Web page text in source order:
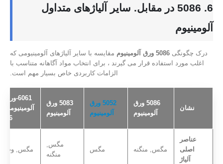
6. 5086 در مقابل. سایر آلیاژهای متداول
آلومینیوم
درک چگونگی 5086 ورق آلومینیوم
مقایسه با سایر آلیاژهای آلومینیومی که
اغلب مورد استفاده قرار می گیرند ، برای انتخاب مواد آگاهانه متناسب با
الزامات کاربردی خاص بسیار مهم است.
نشان
5086 ورق
آلومینیوم
5052 ورق
آلومینیوم
5083 ورق
آلومینیوم
6061-ورق
آلومینیومی
T6
عناصر
اصلی
آلیاژ
مگس, منگنه مگس
مگس,
منگنه
مگس, وت